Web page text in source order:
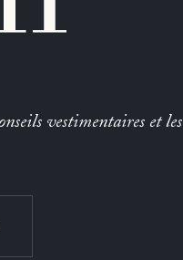
vestimentaires et les